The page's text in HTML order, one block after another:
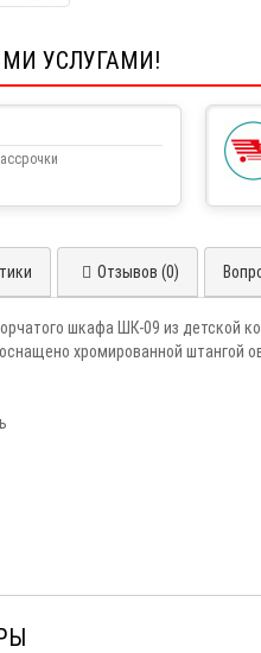
УСЛУГАМИ!
Отзывов (0)
шкафа ШК-09 из детской
хромированной штангой